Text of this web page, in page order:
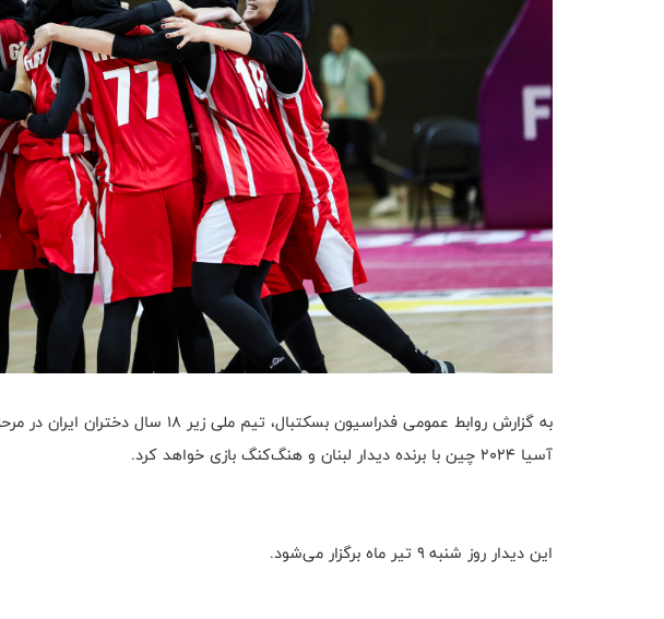
آسیا ۲۰۲۴ چین با برنده دیدار لبنان و هنگ‌کنگ بازی خواهد کرد.
این دیدار روز شنبه ۹ تیر ماه برگزار می‌شود.